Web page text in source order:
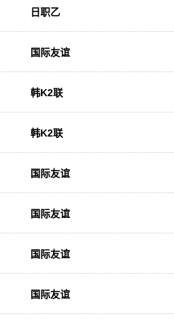
日职乙
国际友谊
韩K2联
韩K2联
国际友谊
国际友谊
国际友谊
国际友谊